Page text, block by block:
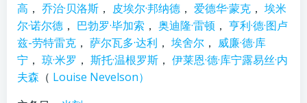
高 ， 乔治·贝洛斯 ， 皮埃尔·邦纳德 ， 爱德华·蒙克 ， 埃米
尔·诺尔德 ， 巴勃罗·毕加索 ， 奥迪隆·雷顿 ， 亨利·德·图卢
兹-劳特雷克 ， 萨尔瓦多·达利 ， 埃舍尔 ， 威廉·德·库
宁 ， 琼·米罗 ， 斯托·温根罗斯 ， 伊莱恩·德·库宁露易丝·内
夫森 （ Louise Nevelson）